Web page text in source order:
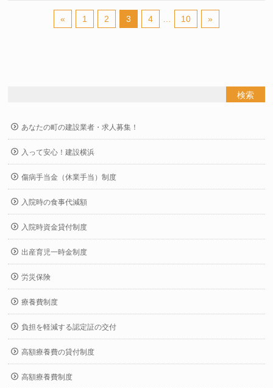
« 1 2 3 4 10 »
あなたの町の建設業者・求人募集！
入って安心！建設横浜
傷病手当金（休業手当）制度
入院時の食事代減額
入院時資金貸付制度
出産育児一時金制度
労災保険
療養費制度
負担を軽減する認定証の交付
高額療養費の貸付制度
高額療養費制度